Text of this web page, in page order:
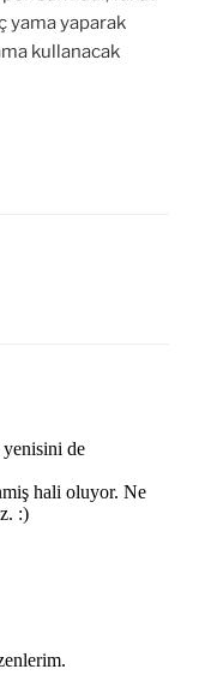
yama yaparak
kullanacak